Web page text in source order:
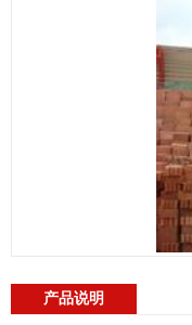
产品说明